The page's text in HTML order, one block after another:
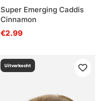
Super Emerging Caddis
Cinnamon
€2.99
Uitverkocht